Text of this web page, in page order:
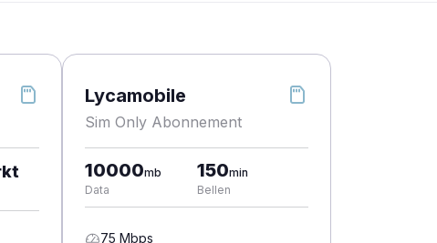
Lycamobile
Sim Only Abonnement
10000mb
Data
150min
Bellen
75 Mbps